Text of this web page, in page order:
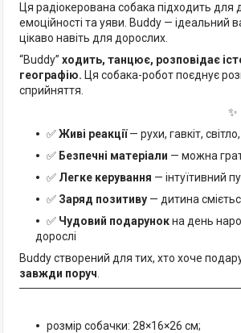
Ця радіокерована собака підходить для
емоційності та уяви. Buddy — ідеальний
цікаво навіть для дорослих.
“Buddy” ходить, танцює, розповідає
географію. Ця собака-робот поєднує
сприйняття.
✨
✅Живі реакції— рухи, гавкіт,
✅ Безпечні матеріали — можна
✅ Легке керування — інтуїтивний
✅ Заряд позитиву — дитина
✅ Чудовий подарунокна день
дорослі
Buddy створений для тих, хто хоче
завжди поруч
розмір собачки: 28×16×26 см;